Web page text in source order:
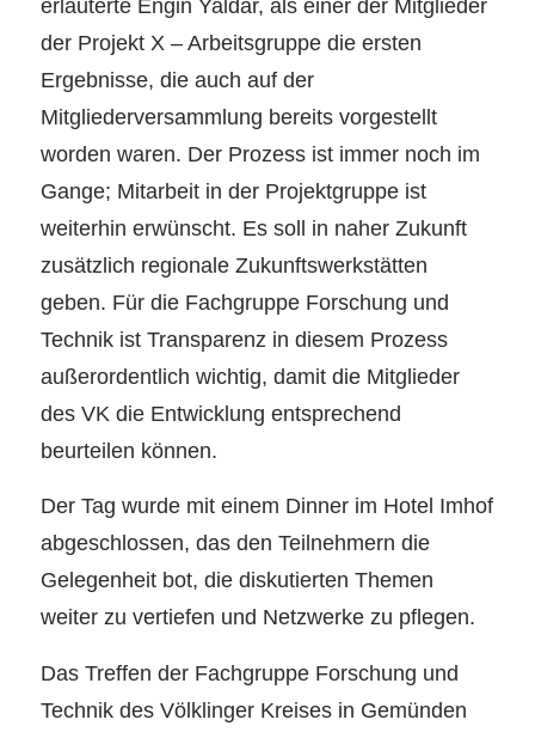
der Projekt X – Arbeitsgruppe die ersten
Ergebnisse, die auch auf der
Mitgliederversammlung bereits vorgestellt
worden waren. Der Prozess ist immer noch im
Gange; Mitarbeit in der Projektgruppe ist
weiterhin erwünscht. Es soll in naher Zukunft
zusätzlich regionale Zukunftswerkstätten
geben. Für die Fachgruppe Forschung und
Technik ist Transparenz in diesem Prozess
außerordentlich wichtig, damit die Mitglieder
des VK die Entwicklung entsprechend
beurteilen können.
Der Tag wurde mit einem Dinner im Hotel Imhof
abgeschlossen, das den Teilnehmern die
Gelegenheit bot, die diskutierten Themen
weiter zu vertiefen und Netzwerke zu pflegen.
Das Treffen der Fachgruppe Forschung und
Technik des Völklinger Kreises in Gemünden